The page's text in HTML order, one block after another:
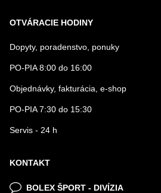
OTVÁRACIE HODINY
Dopyty, poradenstvo, ponuky
PO-PIA 8:00 do 16:00
Objednávky, fakturácia, e-shop
PO-PIA 7:30 do 15:30
Servis - 24 h
KONTAKT
BOLEX ŠPORT - DIVÍZIA